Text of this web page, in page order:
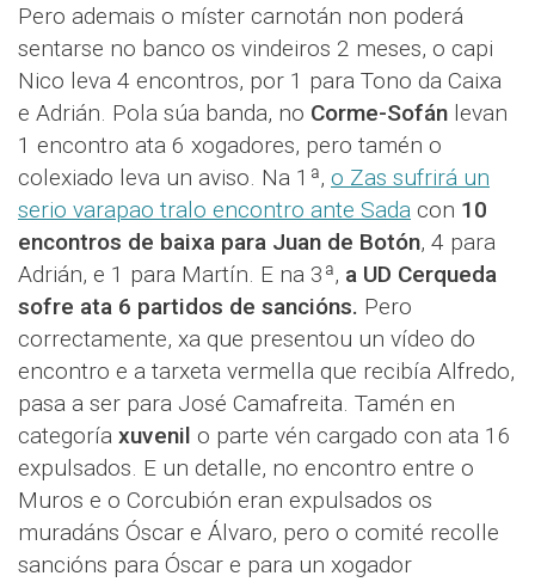
Pero ademais o míster carnotán non poderá
sentarse no banco os vindeiros 2 meses, o capi
Nico leva 4 encontros, por 1 para Tono da Caixa
e Adrián. Pola súa banda, no Corme-Sofán levan
1 encontro ata 6 xogadores, pero tamén o
colexiado leva un aviso. Na 1ª, o Zas sufrirá un
serio varapao tralo encontro ante Sada con 10
encontros de baixa para Juan de Botón, 4 para
Adrián, e 1 para Martín. E na 3ª, a UD Cerqueda
sofre ata 6 partidos de sancións. Pero
correctamente, xa que presentou un vídeo do
encontro e a tarxeta vermella que recibía Alfredo,
pasa a ser para José Camafreita. Tamén en
categoría xuvenil o parte vén cargado con ata 16
expulsados. E un detalle, no encontro entre o
Muros e o Corcubión eran expulsados os
muradáns Óscar e Álvaro, pero o comité recolle
sancións para Óscar e para un xogador